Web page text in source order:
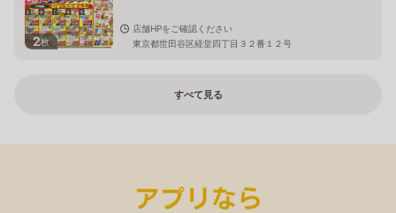
2枚
店舗HPをご確認ください
東京都世田谷区経堂四丁目３２番１２号
すべて見る